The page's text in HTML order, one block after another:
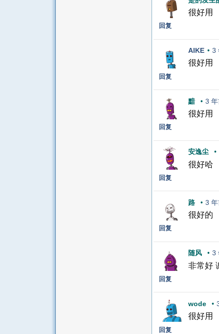
很好用
回复
AIKE • 3
很好用
回复
黯 • 3
很好用
回复
安逸尘 •
很好哈
回复
路 • 3
很好的
回复
随风 • 3
非常好
回复
wode •
很好用
回复